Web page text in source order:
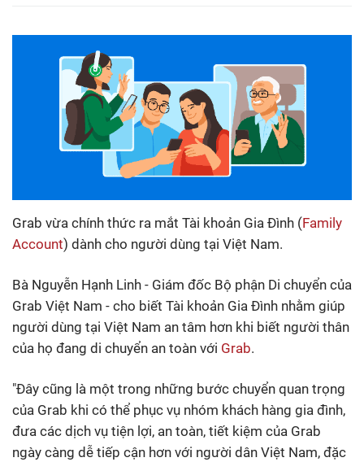
Grab vừa chính thức ra mắt Tài khoản Gia Đình (Family
Account) dành cho người dùng tại Việt Nam.
Bà Nguyễn Hạnh Linh - Giám đốc Bộ phận Di chuyển của
Grab Việt Nam - cho biết Tài khoản Gia Đình nhằm giúp
người dùng tại Việt Nam an tâm hơn khi biết người thân
của họ đang di chuyển an toàn với Grab.
"Đây cũng là một trong những bước chuyển quan trọng
của Grab khi có thể phục vụ nhóm khách hàng gia đình,
đưa các dịch vụ tiện lợi, an toàn, tiết kiệm của Grab
ngày càng dễ tiếp cận hơn với người dân Việt Nam, đặc